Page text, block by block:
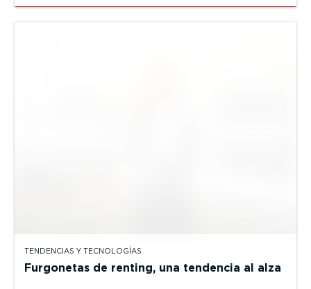
TENDENCIAS Y TECNOLOGÍAS
Furgonetas de renting, una tendencia al alza